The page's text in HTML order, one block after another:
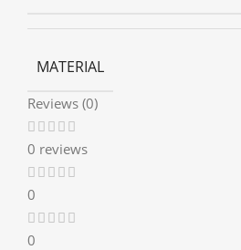
MATERIAL
Reviews (0)
0 reviews
0
0